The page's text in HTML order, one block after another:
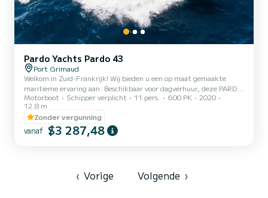
Pardo Yachts Pardo 43
Port Grimaud
Welkom in Zuid-Frankrijk! Wij bieden u een op maat gemaakte
maritieme ervaring aan. Beschikbaar voor dagverhuur, deze PARDO
43 biedt uitzonderlijk comfort om de prachtige Var-kust te
verkennen. Aan boord vindt u perfecte ontspanningsruimtes om te
genieten van de mediterrane zon, met zonnebedden voor en
achter, evenals een comfortabele zithoek om een maaltijd of een
drankje te delen met uw dierbaren. Wij kunnen u adviseren over
Motorboot Schipper verplicht 11 pers. 600 PK
2020
12.8 m
Zonder vergunning
vanaf $3 287,48
‹ Vorige Volgende ›